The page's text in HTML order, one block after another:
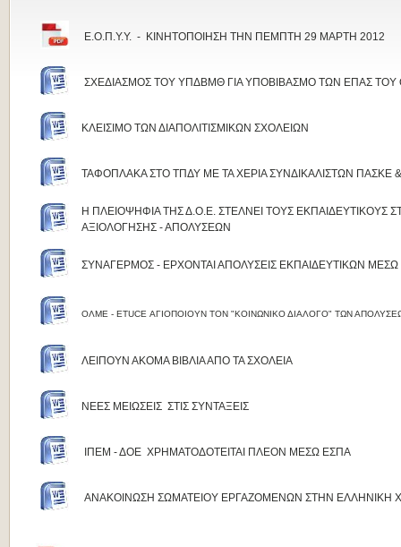
Ε.Ο.Π.Υ.Υ. - ΚΙΝΗΤΟΠΟΙΗΣΗ ΤΗΝ ΠΕΜΠΤΗ 29 ΜΑΡΤΗ 2012
ΣΧΕΔΙΑΣΜΟΣ ΤΟΥ ΥΠΔΒΜΘ ΓΙΑ ΥΠΟΒΙΒΑΣΜΟ ΤΩΝ ΕΠΑΣ ΤΟΥ
ΚΛΕΙΣΙΜΟ ΤΩΝ ΔΙΑΠΟΛΙΤΙΣΜΙΚΩΝ ΣΧΟΛΕΙΩΝ
ΤΑΦΟΠΛΑΚΑ ΣΤΟ ΤΠΔΥ ΜΕ ΤΑ ΧΕΡΙΑ ΣΥΝΔΙΚΑΛΙΣΤΩΝ ΠΑΣΚΕ
Η ΠΛΕΙΟΨΗΦΙΑ ΤΗΣ Δ.Ο.Ε. ΣΤΕΛΝΕΙ ΤΟΥΣ ΕΚΠΑΙΔΕΥΤΙΚΟΥΣ
ΑΞΙΟΛΟΓΗΣΗΣ - ΑΠΟΛΥΣΕΩΝ
ΣΥΝΑΓΕΡΜΟΣ - ΕΡΧΟΝΤΑΙ ΑΠΟΛΥΣΕΙΣ ΕΚΠΑΙΔΕΥΤΙΚΩΝ
ΟΛΜΕ - ETUCE ΑΓΙΟΠΟΙΟΥΝ ΤΟΝ "ΚΟΙΝΩΝΙΚΟ ΔΙΑΛΟΓΟ" ΤΩΝ
ΛΕΙΠΟΥΝ ΑΚΟΜΑ ΒΙΒΛΙΑ ΑΠΟ ΤΑ ΣΧΟΛΕΙΑ
ΝΕΕΣ ΜΕΙΩΣΕΙΣ ΣΤΙΣ ΣΥΝΤΑΞΕΙΣ
ΙΠΕΜ - ΔΟΕ ΧΡΗΜΑΤΟΔΟΤΕΙΤΑΙ ΠΛΕΟΝ ΜΕΣΩ ΕΣΠΑ
ΑΝΑΚΟΙΝΩΣΗ ΣΩΜΑΤΕΙΟΥ ΕΡΓΑΖΟΜΕΝΩΝ ΣΤΗΝ ΕΛΛΗΝΙΚΗ